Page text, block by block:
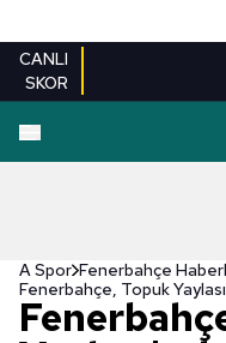
CANLI
SKOR
A Spor Fenerbahçe
Fenerbahçe, Topuk